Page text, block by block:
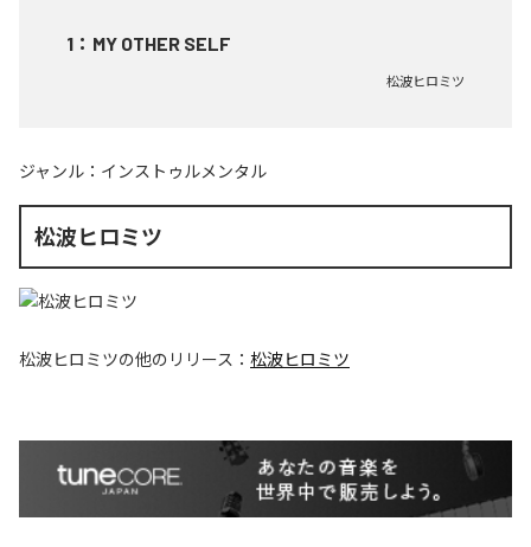
1 ： MY OTHER SELF
松波ヒロミツ
ジャンル： インストゥルメンタル
松波ヒロミツ
松波ヒロミツの他のリリース： 松波ヒロミツ